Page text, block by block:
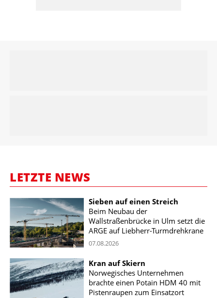
LETZTE NEWS
Sieben auf einen Streich
Beim Neubau der
Wallstraßenbrücke in Ulm setzt die
ARGE auf Liebherr-Turmdrehkrane
07.08.2026
Kran auf Skiern
Norwegisches Unternehmen
brachte einen Potain HDM 40 mit
Pistenraupen zum Einsatzort